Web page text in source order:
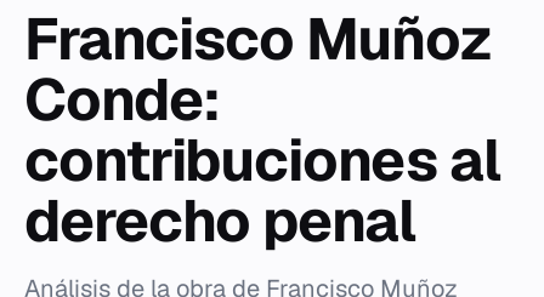
Francisco Muñoz
Conde:
contribuciones al
derecho penal
Análisis de la obra de Francisco Muñoz